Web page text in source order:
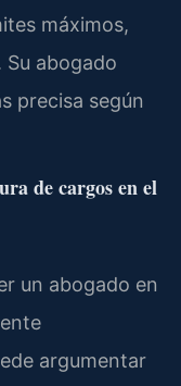
máximos,
abogado
precisa según
de cargos en el
un abogado en
argumentar